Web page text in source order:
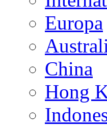
Europa
China
Hong